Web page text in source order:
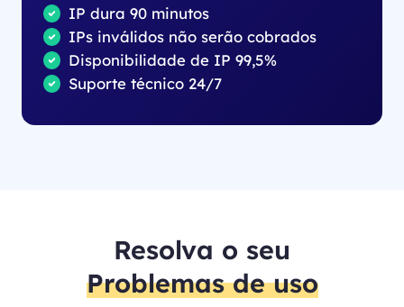
IP dura 90 minutos
IPs inválidos não serão cobrados
Disponibilidade de IP 99,5%
Suporte técnico 24/7
Resolva o seu
Problemas de uso